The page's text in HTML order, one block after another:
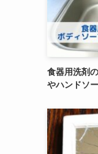
食器用洗剤
やハンドソ